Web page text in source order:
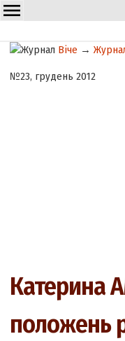
Віче →
№23, грудень 2012
Катерина
положень